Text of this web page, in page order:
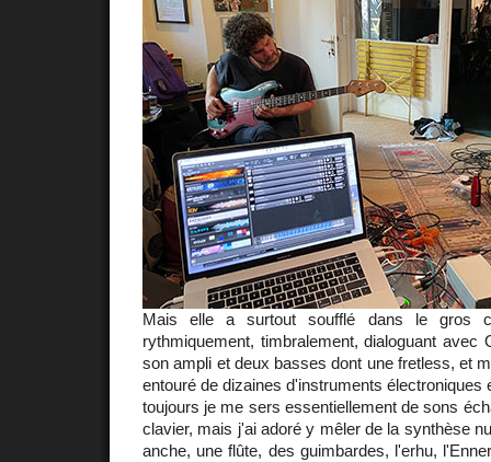
Mais elle a surtout soufflé dans le gros
rythmiquement, timbralement, dialoguant avec
son ampli et deux basses dont une fretless, et
entouré de dizaines d'instruments électroniques
toujours je me sers essentiellement de sons
clavier, mais j'ai adoré y mêler de la synthèse
anche, une flûte, des guimbardes, l'erhu,